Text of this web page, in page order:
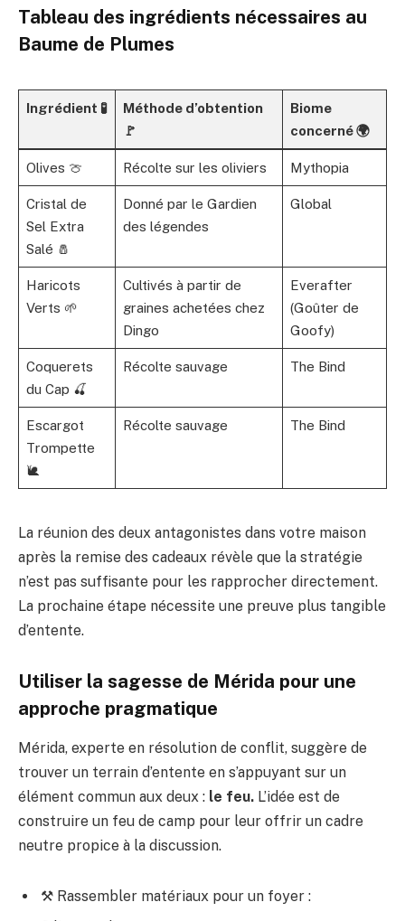
Tableau des ingrédients nécessaires au
Baume de Plumes
Ingrédient 🧪
Méthode d’obtention
🚩
Biome
concerné 🌍
Olives 🍈 Récolte sur les oliviers Mythopia
Cristal de
Sel Extra
Salé 🧂
Donné par le Gardien
des légendes
Global
Haricots
Verts 🌱
Cultivés à partir de
graines achetées chez
Dingo
Everafter
(Goûter de
Goofy)
Coquerets
du Cap 🍒
Récolte sauvage The Bind
Escargot
Trompette
🐌
Récolte sauvage The Bind
La réunion des deux antagonistes dans votre maison
après la remise des cadeaux révèle que la stratégie
n’est pas suffisante pour les rapprocher directement.
La prochaine étape nécessite une preuve plus tangible
d’entente.
Utiliser la sagesse de Mérida pour une
approche pragmatique
Mérida, experte en résolution de conflit, suggère de
trouver un terrain d’entente en s’appuyant sur un
élément commun aux deux : le feu. L’idée est de
construire un feu de camp pour leur offrir un cadre
neutre propice à la discussion.
⚒️ Rassembler matériaux pour un foyer :